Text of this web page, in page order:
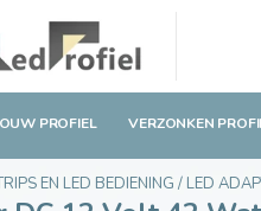
PROFIEL VERZONKEN
Adapter DC 12 Volt 42
EN LED BEDIENING / LED